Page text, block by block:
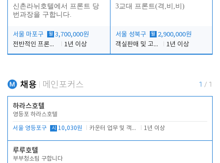
신촌라뉘호텔에서 프론트 당
번과장을 구합니다.
서울 마포구 월 3,700,000원
전반적인 프론트 당번업무
1년 이상
3교대 프론트(격,비,비)
서울 성북구 월 2,900,000원
객실판매 및 고객응대
1년 이상
채용 메인포커스 1 / 1
하라스호텔
영등포 하라스호텔
서울 영등포구 시 10,030원 카운터 업무 및 객실관리(청소상태 확인, 객실판매) 1년 이상
루루호텔
부부청소팀 구합니다